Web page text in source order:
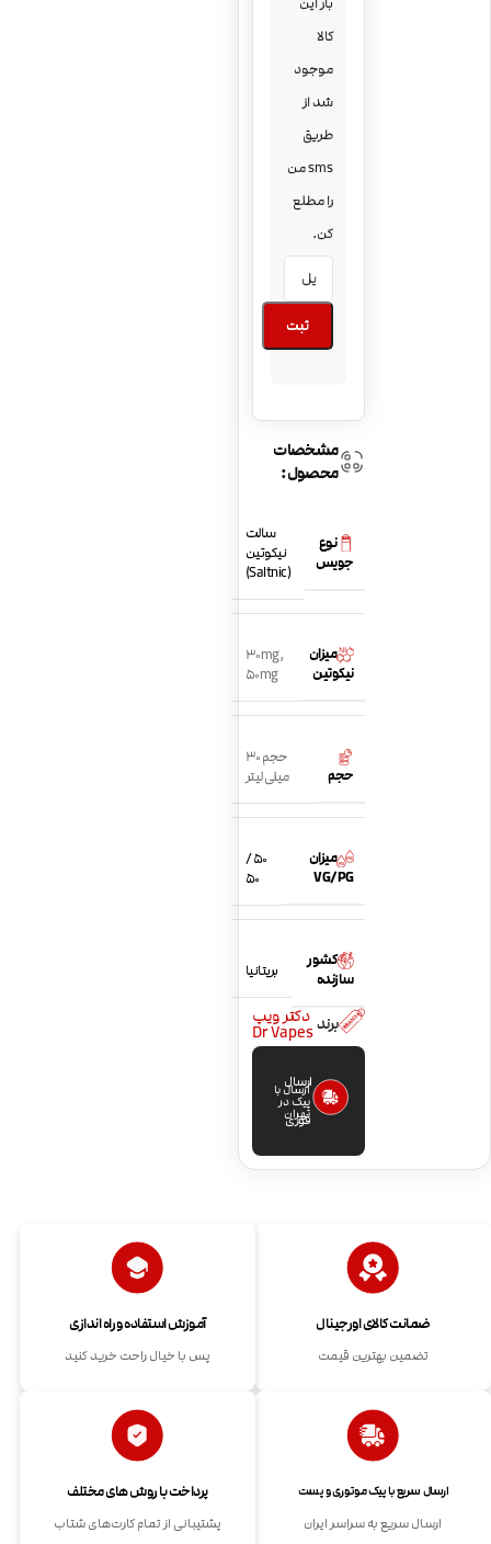
کالا
موجود
شد از
طریق
sms من
را مطلع
کن.
ثبت
مشخصات
محصول:
نوع
جویس
سالت
نیکوتین
(Saltnic)
میزان
نیکوتین
30mg,
50mg
حجم
حجم 30
میلی لیتر
میزان
VG/PG
50 /
50
کشور
سازنده
بریتانیا
برند دکتر ویپ
Dr Vapes
ارسال
فوری
ارسال با
پیک در
تهران
ضمانت کالای اورجینال
تضمین بهترین قیمت
آموزش استفاده و راه اندازی
پس با خیال راحت خرید کنید
ارسال سریع با پیک موتوری و پست
ارسال سریع به سراسر ایران
پرداخت با روش های مختلف
پشتیبانی از تمام کارت‌های شتاب